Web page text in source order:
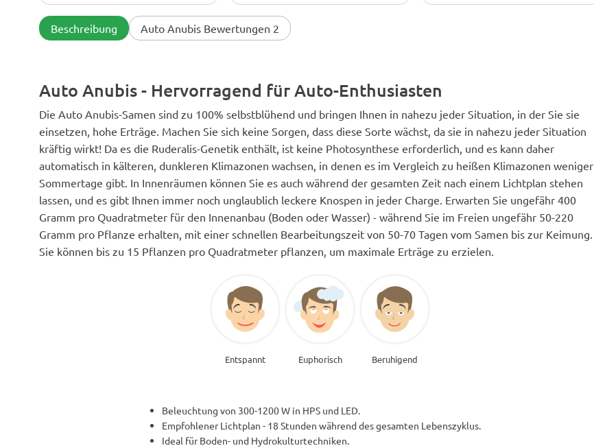
Beschreibung Auto Anubis Bewertungen 2
Auto Anubis - Hervorragend für Auto-Enthusiasten
Die Auto Anubis-Samen sind zu 100% selbstblühend und bringen Ihnen in nahezu jeder Situation, in der Sie sie
einsetzen, hohe Erträge. Machen Sie sich keine Sorgen, dass diese Sorte wächst, da sie in nahezu jeder Situation
kräftig wirkt! Da es die Ruderalis-Genetik enthält, ist keine Photosynthese erforderlich, und es kann daher
automatisch in kälteren, dunkleren Klimazonen wachsen, in denen es im Vergleich zu heißen Klimazonen weniger
Sommertage gibt. In Innenräumen können Sie es auch während der gesamten Zeit nach einem Lichtplan stehen
lassen, und es gibt Ihnen immer noch unglaublich leckere Knospen in jeder Charge. Erwarten Sie ungefähr 400
Gramm pro Quadratmeter für den Innenanbau (Boden oder Wasser) - während Sie im Freien ungefähr 50-220
Gramm pro Pflanze erhalten, mit einer schnellen Bearbeitungszeit von 50-70 Tagen vom Samen bis zur Keimung.
Sie können bis zu 15 Pflanzen pro Quadratmeter pflanzen, um maximale Erträge zu erzielen.
Entspannt Euphorisch Beruhigend
Beleuchtung von 300-1200 W in HPS und LED.
Empfohlener Lichtplan - 18 Stunden während des gesamten Lebenszyklus.
Ideal für Boden- und Hydrokulturtechniken.